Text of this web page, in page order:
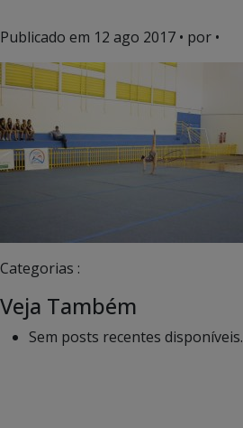
Publicado em 12 ago 2017 • por •
Categorias :
Veja Também
Sem posts recentes disponíveis.